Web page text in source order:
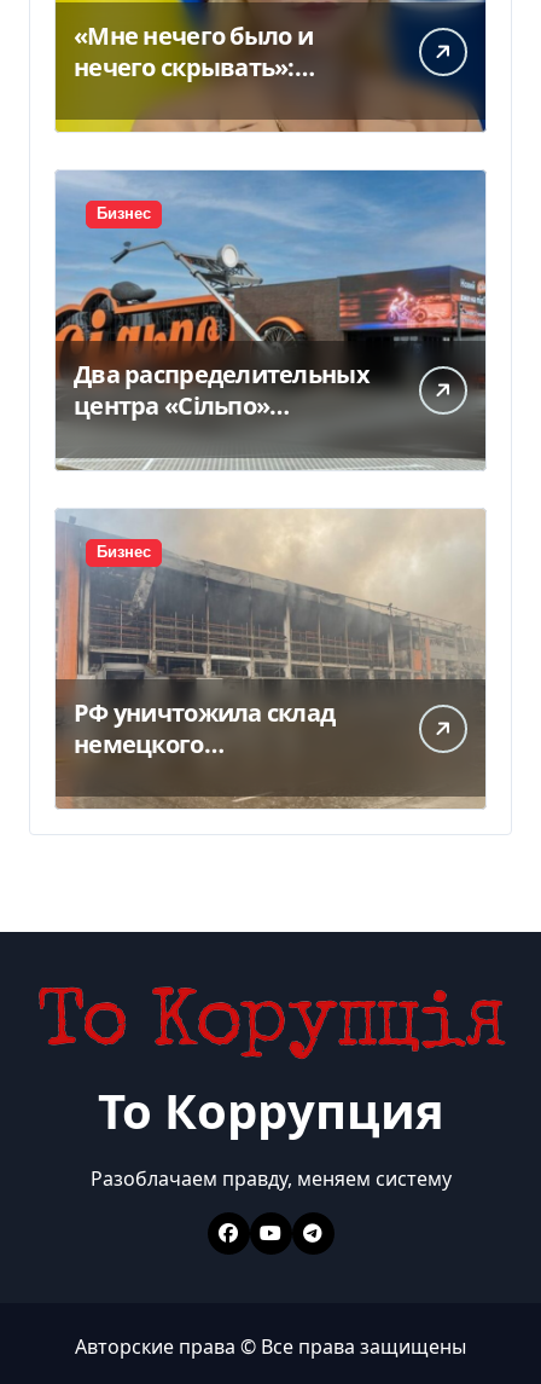
«Мне нечего было и
нечего скрывать»:
Стефанишина
прокомментировала
новое подозрение
Бизнес
Два распределительных
центра «Сільпо»
пострадали от
российской атаки —
Delo.ua
Бизнес
РФ уничтожила склад
немецкого
моторных масел и
смазочных масел
То Коррупция
Разоблачаем правду, меняем систему
Авторские права © Все права защищены